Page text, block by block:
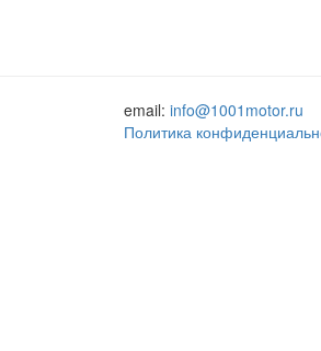
email: info@1001motor.ru
Политика